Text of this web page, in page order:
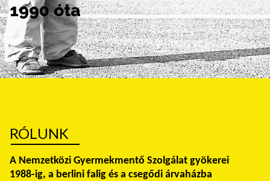
1990 óta
RÓLUNK
A Nemzetközi Gyermekmentő Szolgálat gyökerei
1988-ig, a berlini falig és a csegődi árvaházba